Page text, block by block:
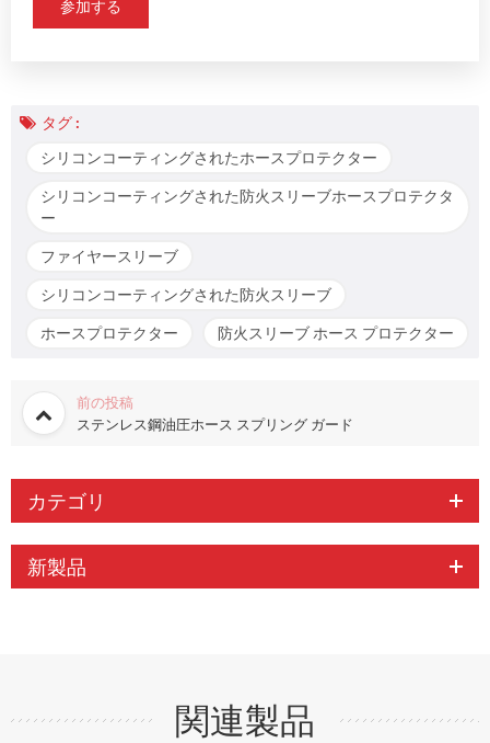
タグ :
シリコンコーティングされたホースプロテクター
シリコンコーティングされた防火スリーブホースプロテクタ
ー
ファイヤースリーブ
シリコンコーティングされた防火スリーブ
ホースプロテクター 防火スリーブ ホース プロテクター
前の投稿
ステンレス鋼油圧ホース スプリング ガード
カテゴリ
新製品
関連製品